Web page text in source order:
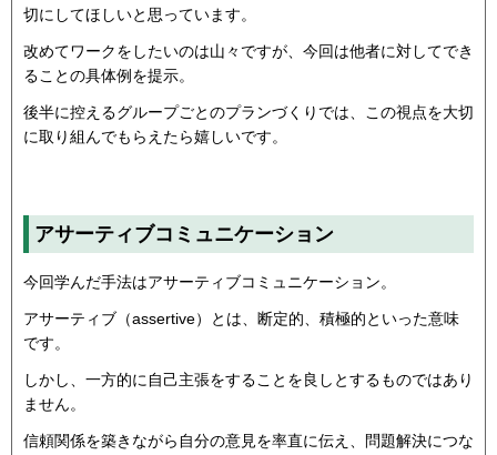
切にしてほしいと思っています。
改めてワークをしたいのは山々ですが、今回は他者に対してでき
ることの具体例を提示。
後半に控えるグループごとのプランづくりでは、この視点を大切
に取り組んでもらえたら嬉しいです。
アサーティブコミュニケーション
今回学んだ手法はアサーティブコミュニケーション。
アサーティブ（assertive）とは、断定的、積極的といった意味
です。
しかし、一方的に自己主張をすることを良しとするものではあり
ません。
信頼関係を築きながら自分の意見を率直に伝え、問題解決につな